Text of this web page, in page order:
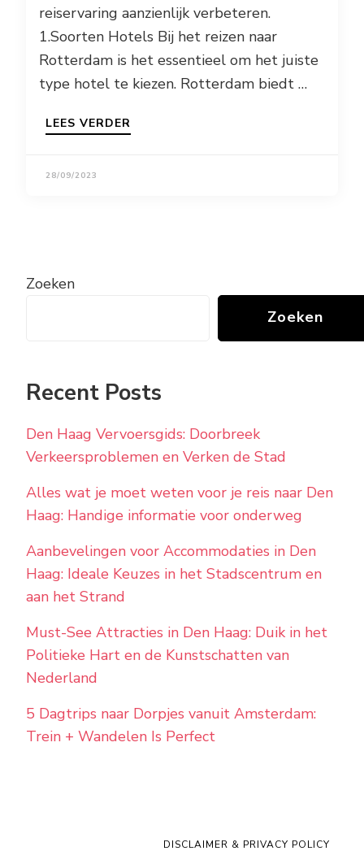
reiservaring aanzienlijk verbeteren.
1.Soorten Hotels Bij het reizen naar
Rotterdam is het essentieel om het juiste
type hotel te kiezen. Rotterdam biedt …
LEES VERDER
28/09/2023
Zoeken
Zoeken
Recent Posts
Den Haag Vervoersgids: Doorbreek
Verkeersproblemen en Verken de Stad
Alles wat je moet weten voor je reis naar Den
Haag: Handige informatie voor onderweg
Aanbevelingen voor Accommodaties in Den
Haag: Ideale Keuzes in het Stadscentrum en
aan het Strand
Must-See Attracties in Den Haag: Duik in het
Politieke Hart en de Kunstschatten van
Nederland
5 Dagtrips naar Dorpjes vanuit Amsterdam:
Trein + Wandelen Is Perfect
DISCLAIMER & PRIVACY POLICY